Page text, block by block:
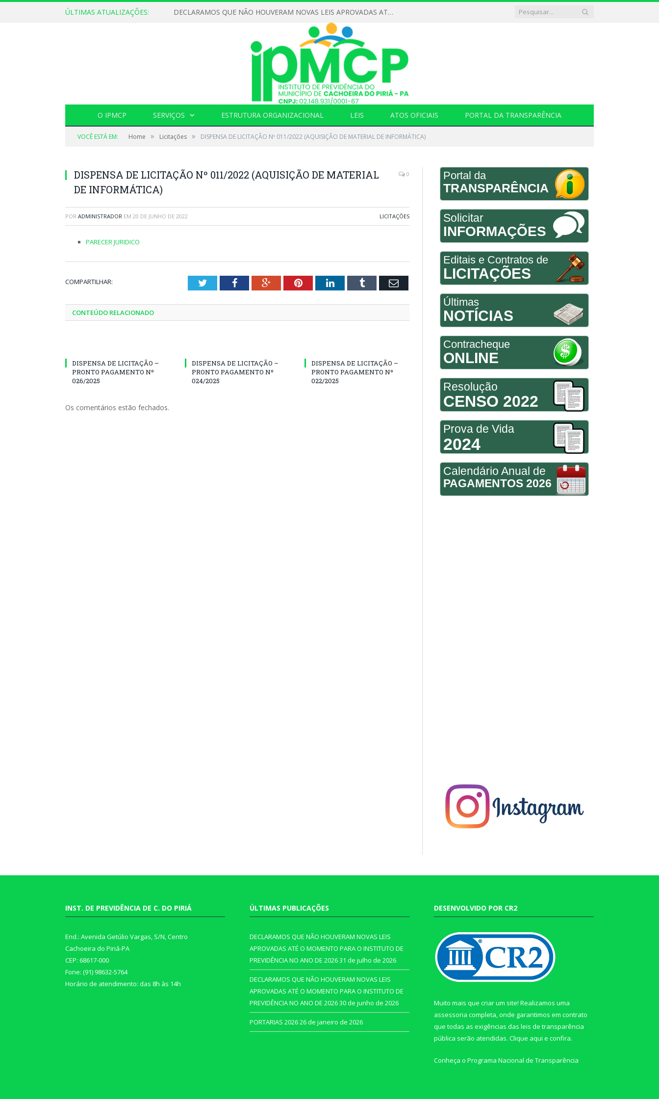
ÚLTIMAS ATUALIZAÇÕES: DECLARAMOS QUE NÃO HOUVERAM NOVAS LEIS APROVADAS ATÉ O MOMENTO PARA O INSTITUTO DE PREVIDÊNCIA NO ANO DE 2026
O IPMCP SERVIÇOS ESTRUTURA ORGANIZACIONAL LEIS ATOS OFICIAIS PORTAL DA TRANSPARÊNCIA
VOCÊ ESTÁ EM: Home » Licitações » DISPENSA DE LICITAÇÃO Nº 011/2022 (AQUISIÇÃO DE MATERIAL DE INFORMÁTICA)
DISPENSA DE LICITAÇÃO Nº 011/2022 (AQUISIÇÃO DE MATERIAL
DE INFORMÁTICA)
0
POR ADMINISTRADOR EM 20 DE JUNHO DE 2022 LICITAÇÕES
PARECER JURIDICO
COMPARTILHAR: TwitterFacebookGoogle+PinterestLinkedInTumblr Email
CONTEÚDO RELACIONADO
DISPENSA DE LICITAÇÃO –
PRONTO PAGAMENTO Nº
026/2025
DISPENSA DE LICITAÇÃO –
PRONTO PAGAMENTO Nº
024/2025
DISPENSA DE LICITAÇÃO –
PRONTO PAGAMENTO Nº
022/2025
Os comentários estão fechados.
Portal da
TRANSPARÊNCIA
Solicitar
INFORMAÇÕES
Editais e Contratos de
LICITAÇÕES
Últimas
NOTÍCIAS
Contracheque
ONLINE
Resolução
CENSO 2022
Prova de Vida
2024
Calendário Anual de
PAGAMENTOS 2026
INST. DE PREVIDÊNCIA DE C. DO PIRIÁ
End.: Avenida Getúlio Vargas, S/N, Centro
Cachoeira do Piriá-PA
CEP: 68617-000
Fone: (91) 98632-5764
Horário de atendimento: das 8h às 14h
ÚLTIMAS PUBLICAÇÕES
DECLARAMOS QUE NÃO HOUVERAM NOVAS LEIS
APROVADAS ATÉ O MOMENTO PARA O INSTITUTO DE
PREVIDÊNCIA NO ANO DE 202631 de julho de 2026
DECLARAMOS QUE NÃO HOUVERAM NOVAS LEIS
APROVADAS ATÉ O MOMENTO PARA O INSTITUTO DE
PREVIDÊNCIA NO ANO DE 202630 de junho de 2026
PORTARIAS 202626 de janeiro de 2026
DESENVOLVIDO POR CR2
Muito mais que criar um site! Realizamos uma
assessoria completa, onde garantimos em contrato
que todas as exigências das leis de transparência
pública serão atendidas. Clique aqui e confira.
Conheça o Programa Nacional de Transparência